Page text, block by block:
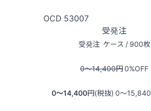
OCD 53007
受発注
受発注 ケース / 900枚
0〜14,400円0%OFF
0〜14,400円(税抜) 0〜15,840